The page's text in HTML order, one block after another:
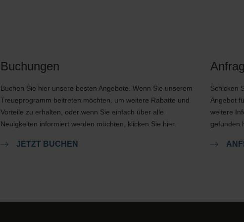
Buchungen
Buchen Sie hier unsere besten Angebote. Wenn Sie unserem
Treueprogramm beitreten möchten, um weitere Rabatte und
Vorteile zu erhalten, oder wenn Sie einfach über alle
Neuigkeiten informiert werden möchten, klicken Sie hier.
JETZT BUCHEN
Schicken
Angebot
weitere
gefunden